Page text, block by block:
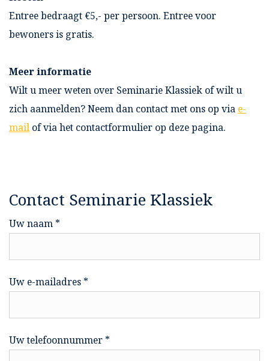
Entree bedraagt €5,- per persoon. Entree voor
bewoners is gratis.
Meer informatie
Wilt u meer weten over Seminarie Klassiek of wilt u
zich aanmelden? Neem dan contact met ons op via e-
mail of via het contactformulier op deze pagina.
Contact Seminarie Klassiek
Uw naam *
Uw e-mailadres *
Uw telefoonnummer *